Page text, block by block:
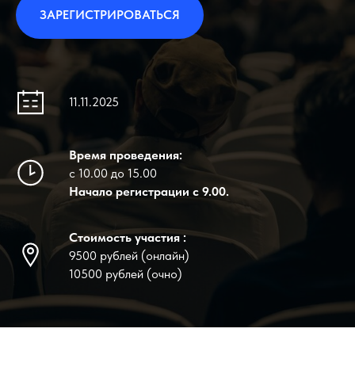
ЗАРЕГИСТРИРОВАТЬСЯ
11.11.2025
Время проведения:
с 10.00 до 15.00
Начало регистрации с 9.00.
Стоимость участия :
9500 рублей (онлайн)
10500 рублей (очно)